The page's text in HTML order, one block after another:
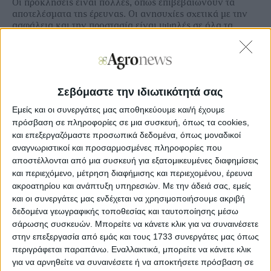
Σεβόμαστε την ιδιωτικότητά σας
Εμείς και οι συνεργάτες μας αποθηκεύουμε και/ή έχουμε
πρόσβαση σε πληροφορίες σε μια συσκευή, όπως τα cookies,
και επεξεργαζόμαστε προσωπικά δεδομένα, όπως μοναδικοί
αναγνωριστικοί και προσαρμοσμένες πληροφορίες που
αποστέλλονται από μια συσκευή για εξατομικευμένες διαφημίσεις
και περιεχόμενο, μέτρηση διαφήμισης και περιεχομένου, έρευνα
ακροατηρίου και ανάπτυξη υπηρεσιών. Με την άδειά σας, εμείς
και οι συνεργάτες μας ενδέχεται να χρησιμοποιήσουμε ακριβή
δεδομένα γεωγραφικής τοποθεσίας και ταυτοποίησης μέσω
σάρωσης συσκευών. Μπορείτε να κάνετε κλικ για να συναινέσετε
στην επεξεργασία από εμάς και τους 1733 συνεργάτες μας όπως
περιγράφεται παραπάνω. Εναλλακτικά, μπορείτε να κάνετε κλικ
για να αρνηθείτε να συναινέσετε ή να αποκτήσετε πρόσβαση σε
Οι προκλήσεις είναι πολλές, όπως επιβεβαιώνουν τα
αποτελέσματα της έρευνας. Οι ανησυχίες σχετικά με την
ασφάλεια και την προστασία είναι υψηλές σε όλα τα
βρίσκονται στην κορυφή της λίστας: συγκρούσεις κοντά
στην ΕΕ (72 %), τρομοκρατία (67 %), κυβερνοεπιθέσεις από
χώρες εκτός ΕΕ (66 %), φυσικές καταστροφές που
ανεξέλεγκτες μεταναστευτικές ροές (65 %). Παράλληλα, οι
κίνδυνοι που σχετίζονται με την επικοινωνία, όπως η
παραπληροφόρηση (69 %), η ρητορική μίσους στο
διαδίκτυο και εκτός διαδικτύου (68 %), τα ψευδή
περιεχόμενα που δημιουργούνται από τεχνητή
νοημοσύνη (68 %), η ανεπαρκής προστασία των
δεδομένων (68 %) και οι απειλές κατά της ελευθερίας της
έκφρασης (67 %), αποτελούν επίσης αιτίες ανησυχίας που
εκφράζονται ευρέως.
Μεγαλύτερη ενότητα
Με φόντο τις πολυάριθμες προκλήσεις, οι πολίτες της ΕΕ
επιθυμούν να ενισχύσει η Ευρωπαϊκή Ένωση τη δράση